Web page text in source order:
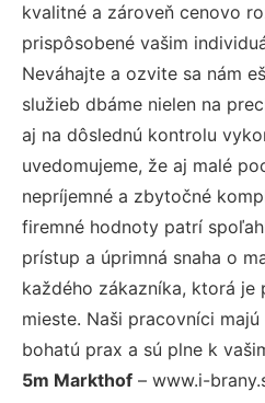
kvalitné a zároveň cenovo
prispôsobené vašim
Neváhajte a ozvite sa nám
služieb dbáme nielen na
aj na dôslednú kontrolu
uvedomujeme, že aj malé
nepríjemné a zbytočné
firemné hodnoty patrí
prístup a úprimná snaha o
každého zákazníka, ktorá je
mieste. Naši pracovníci
bohatú prax a sú plne k
5m Markthof – www.i-